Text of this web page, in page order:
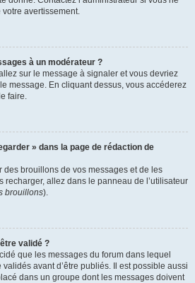
avertissement.
à un modérateur ?
sur le message à signaler et vous devriez
message. En cliquant dessus, vous accéderez
faire.
» dans la page de rédaction de
des brouillons de vos messages et de les
recharger, allez dans le panneau de l’utilisateur
brouillons).
validé ?
que les messages du forum dans lequel
validés avant d’être publiés. Il est possible aussi
dans un groupe dont les messages doivent